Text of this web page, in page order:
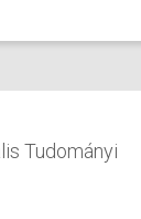
Tudományi